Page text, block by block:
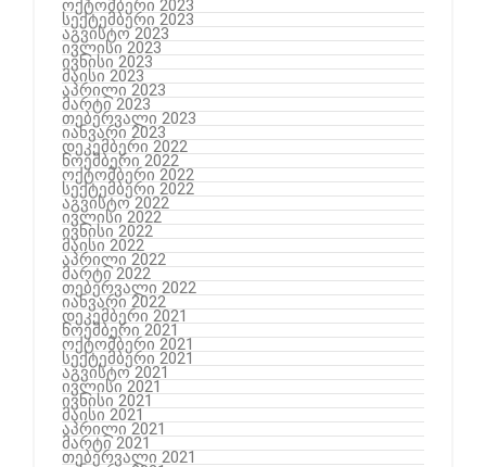
ოქტომბერი 2023
სექტემბერი 2023
აგვისტო 2023
ივლისი 2023
ივნისი 2023
მაისი 2023
აპრილი 2023
მარტი 2023
თებერვალი 2023
იანვარი 2023
დეკემბერი 2022
ნოემბერი 2022
ოქტომბერი 2022
სექტემბერი 2022
აგვისტო 2022
ივლისი 2022
ივნისი 2022
მაისი 2022
აპრილი 2022
მარტი 2022
თებერვალი 2022
იანვარი 2022
დეკემბერი 2021
ნოემბერი 2021
ოქტომბერი 2021
სექტემბერი 2021
აგვისტო 2021
ივლისი 2021
ივნისი 2021
მაისი 2021
აპრილი 2021
მარტი 2021
თებერვალი 2021